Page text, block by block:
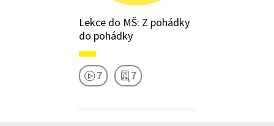
Lekce do MŠ: Z pohádky
do pohádky
7 7